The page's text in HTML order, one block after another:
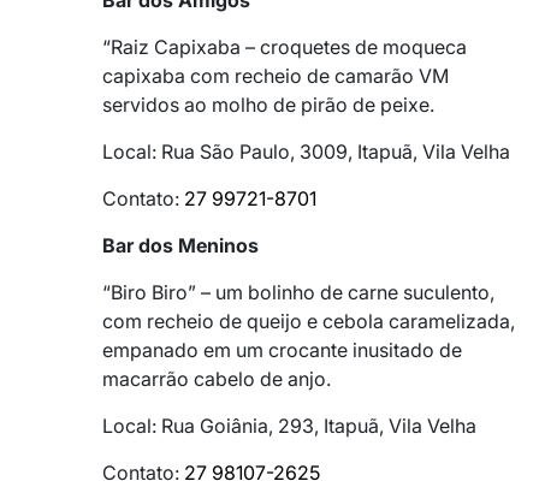
“Raiz Capixaba – croquetes de moqueca
capixaba com recheio de camarão VM
servidos ao molho de pirão de peixe.
Local: Rua São Paulo, 3009, Itapuã, Vila Velha
Contato: 27 99721-8701
Bar dos Meninos
“Biro Biro” – um bolinho de carne suculento,
com recheio de queijo e cebola caramelizada,
empanado em um crocante inusitado de
macarrão cabelo de anjo.
Local: Rua Goiânia, 293, Itapuã, Vila Velha
Contato: 27 98107-2625